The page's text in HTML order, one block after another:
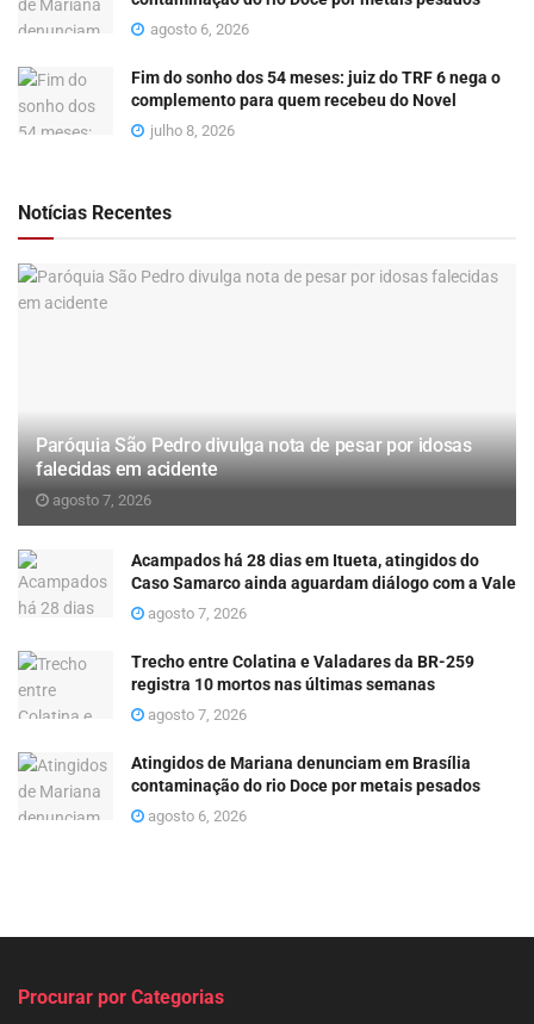
agosto 6, 2026
Fim do sonho dos 54 meses: juiz do TRF 6 nega o
complemento para quem recebeu do Novel
julho 8, 2026
Notícias Recentes
Paróquia São Pedro divulga nota de pesar por idosas
falecidas em acidente
agosto 7, 2026
Acampados há 28 dias em Itueta, atingidos do
Caso Samarco ainda aguardam diálogo com a Vale
agosto 7, 2026
Trecho entre Colatina e Valadares da BR-259
registra 10 mortos nas últimas semanas
agosto 7, 2026
Atingidos de Mariana denunciam em Brasília
contaminação do rio Doce por metais pesados
agosto 6, 2026
Procurar por Categorias